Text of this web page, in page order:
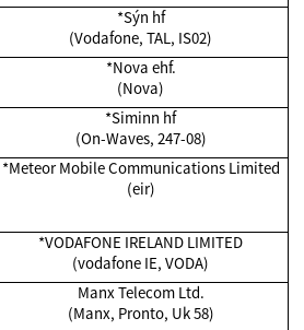
*Sýn hf
(Vodafone, TAL, IS02)
*Nova ehf.
(Nova)
*Siminn hf
(On-Waves, 247-08)
*Meteor Mobile Communications Limited
(eir)
*VODAFONE IRELAND LIMITED
(vodafone IE, VODA)
Manx Telecom Ltd.
(Manx, Pronto, Uk 58)